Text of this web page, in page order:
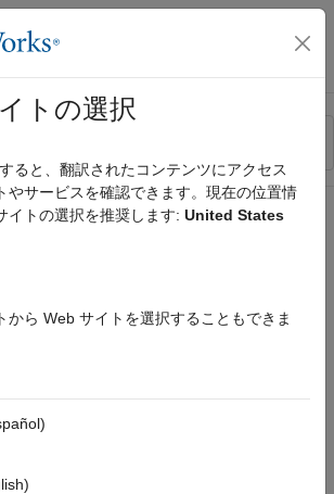
バス ナビゲーション メ
トの選択
ると、翻訳されたコンテンツにアクセス
やサービスを確認できます。現在の位置情
イトの選択を推奨します: United States
から Web サイトを選択することもできま